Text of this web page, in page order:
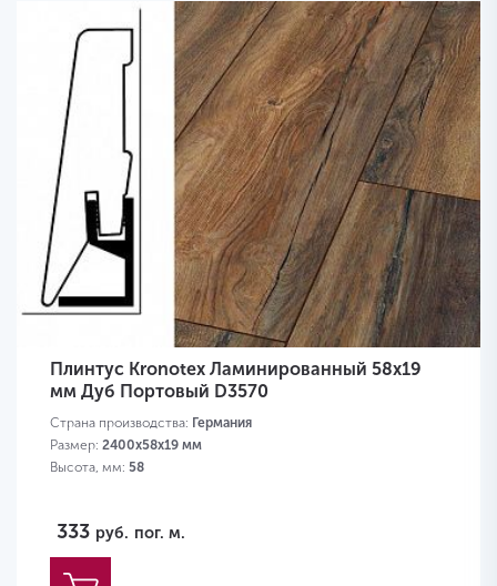
Плинтус Kronotex Ламинированный 58х19
мм Дуб Портовый D3570
Страна производства: Германия
Размер: 2400х58х19 мм
Высота, мм: 58
333 руб. пог. м.